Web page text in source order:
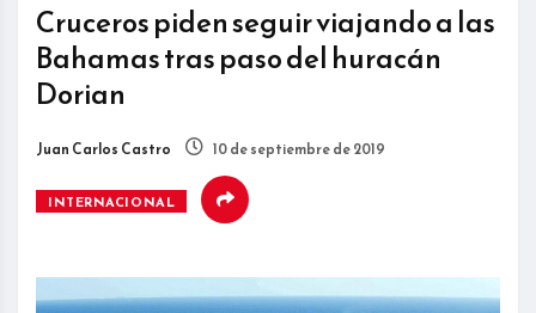
Cruceros piden seguir viajando a las
Bahamas tras paso del huracán
Dorian
Juan Carlos Castro 10 de septiembre de 2019
INTERNACIONAL